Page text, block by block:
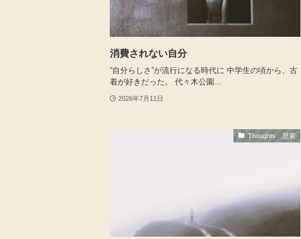
消費されない自分
“自分らしさ”が流行になる時代に 中学生の頃から、古
着が好きだった。 代々木公園...
2026年7月11日
Thoughts 思索